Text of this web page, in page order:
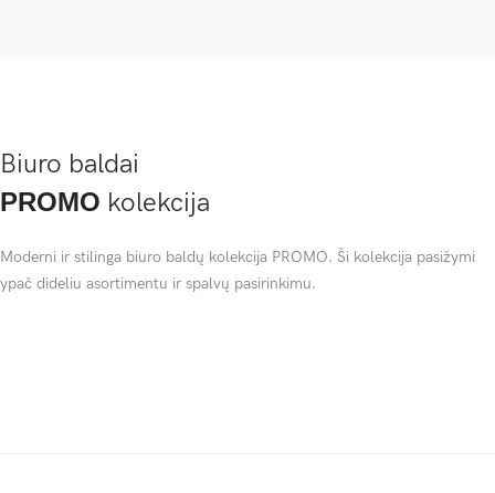
Biuro baldai
PROMO kolekcija
Moderni ir stilinga biuro baldų kolekcija PROMO. Ši kolekcija pasižymi
ypač dideliu asortimentu ir spalvų pasirinkimu.